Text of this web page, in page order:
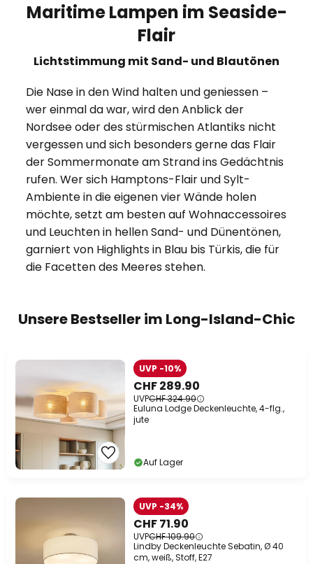
Maritime Lampen im Seaside-
Flair
Lichtstimmung mit Sand- und Blautönen
Die Nase in den Wind halten und geniessen –
wer einmal da war, wird den Anblick der
Nordsee oder des stürmischen Atlantiks nicht
vergessen und sich besonders gerne das Flair
der Sommermonate am Strand ins Gedächtnis
rufen. Wer sich Hamptons-Flair und Sylt-
Ambiente in die eigenen vier Wände holen
möchte, setzt am besten auf Wohnaccessoires
und Leuchten in hellen Sand- und Dünentönen,
garniert von Highlights in Blau bis Türkis, die für
die Facetten des Meeres stehen.
Unsere Bestseller im Long-Island-Chic
CHF 289.90
UVPCHF 324.90
UVP -10%
Euluna Lodge Deckenleuchte, 4-flg.,
jute
Auf Lager
CHF 71.90
UVPCHF 109.90
UVP -34%
Lindby Deckenleuchte Sebatin, Ø 40
cm, weiß, Stoff, E27